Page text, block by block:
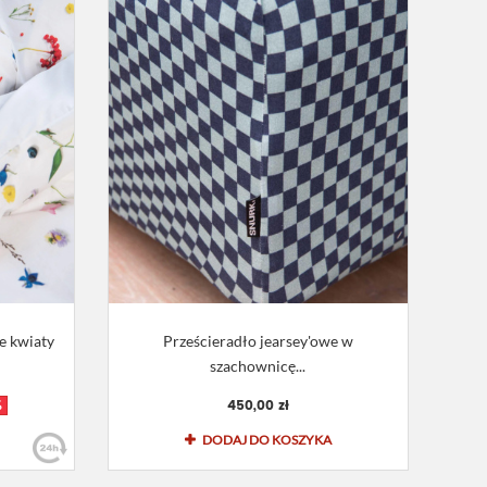
kwiaty
Prześcieradło jearsey'owe w
szachownicę...
450,00 zł
DODAJ DO KOSZYKA